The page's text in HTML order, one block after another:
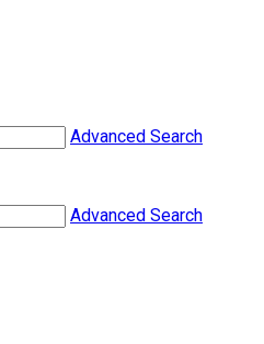
Advanced Search
Advanced Search